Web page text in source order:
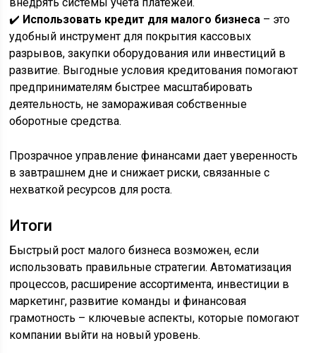
✔️ Использовать кредит для малого бизнеса – это
удобный инструмент для покрытия кассовых
разрывов, закупки оборудования или инвестиций в
развитие. Выгодные условия кредитования помогают
предпринимателям быстрее масштабировать
деятельность, не замораживая собственные
оборотные средства.
Прозрачное управление финансами дает уверенность
в завтрашнем дне и снижает риски, связанные с
нехваткой ресурсов для роста.
Итоги
Быстрый рост малого бизнеса возможен, если
использовать правильные стратегии. Автоматизация
процессов, расширение ассортимента, инвестиции в
маркетинг, развитие команды и финансовая
грамотность – ключевые аспекты, которые помогают
компании выйти на новый уровень.